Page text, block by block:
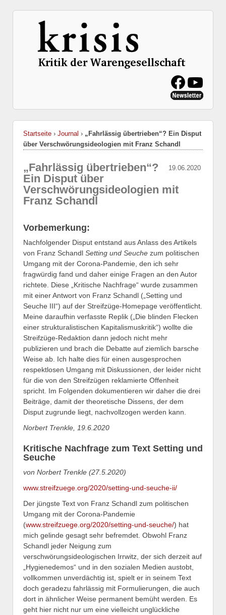
Startseite › Journal › „Fahrlässig übertrieben“? Ein Disput
über Verschwörungsideologien mit Franz Schandl
19.06.2020
„Fahrlässig übertrieben“?
Ein Disput über
Verschwörungsideologien mit
Franz Schandl
Vorbemerkung:
Nachfolgender Disput entstand aus Anlass des Artikels
von Franz Schandl Setting und Seuche zum politischen
Umgang mit der Corona-Pandemie, den ich sehr
fragwürdig fand und daher einige Fragen an den Autor
richtete. Diese „Kritische Nachfrage“ wurde zusammen
mit einer Antwort von Franz Schandl („Setting und
Seuche III“) auf der Streifzüge-Homepage veröffentlicht.
Meine daraufhin verfasste Replik („Die blinden Flecken
einer strukturalistischen Kapitalismuskritik“) wollte die
Streifzüge-Redaktion dann jedoch nicht mehr
publizieren und brach die Debatte auf ziemlich barsche
Weise ab. Ich halte dies für einen ausgesprochen
respektlosen Umgang mit Diskussionen, der leider nicht
für die von den Streifzügen reklamierte Offenheit
spricht. Im Folgenden dokumentieren wir daher die drei
Beiträge, damit der theoretische Dissens, der dem
Disput zugrunde liegt, nachvollzogen werden kann.
Norbert Trenkle, 19.6.2020
Kritische Nachfrage zum Text Setting und
Seuche
von Norbert Trenkle (27.5.2020)
www.streifzuege.org/2020/setting-und-seuche-ii/
Der jüngste Text von Franz Schandl zum politischen
Umgang mit der Corona-Pandemie
(www.streifzuege.org/2020/setting-und-seuche/) hat
mich gelinde gesagt sehr befremdet. Obwohl Franz
Schandl jeder Neigung zum
verschwörungsideologischen Irrwitz, der sich derzeit auf
„Hygienedemos“ und in den sozialen Medien austobt,
vollkommen unverdächtig ist, spielt er in seinem Text
doch geradezu fahrlässig mit Formulierungen, die auch
dort in ähnlicher Weise permanent bemüht werden. Es
geht hier nicht nur um eine vielleicht unglückliche